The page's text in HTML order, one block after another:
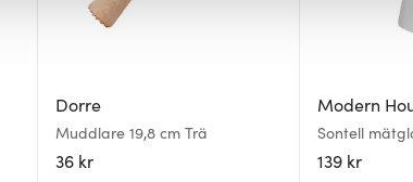
Dorre
Muddlare 19,8 cm Trä
36 kr
Modern
Sontell
139 kr